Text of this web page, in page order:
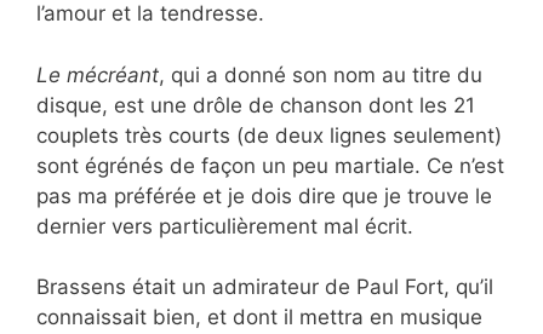
l’amour et la tendresse.
Le mécréant, qui a donné son nom au titre du
disque, est une drôle de chanson dont les 21
couplets très courts (de deux lignes seulement)
sont égrénés de façon un peu martiale. Ce n’est
pas ma préférée et je dois dire que je trouve le
dernier vers particulièrement mal écrit.
Brassens était un admirateur de Paul Fort, qu’il
connaissait bien, et dont il mettra en musique